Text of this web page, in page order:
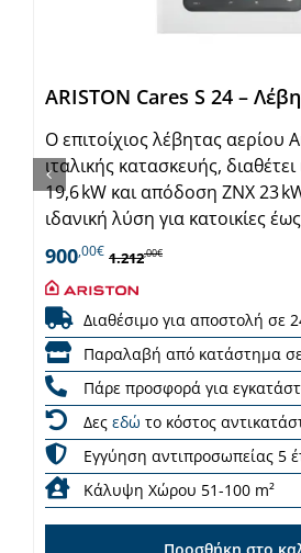
ARISTON Cares S 24 –
Ο επιτοίχιος λέβητας αερίου
ιταλικής κατασκευής,
19,6 kW και απόδοση ΖΝΧ 23
ιδανική λύση για κατοικίες
900,00€ 1.212,00€
Διαθέσιμο για αποστολή σε
Παραλαβή από κατάστημα
Πάρε προσφορά για
Δες εδώ το κόστος
Εγγύηση αντιπροσωπείας 5
Κάλυψη Χώρου 51-100 m²